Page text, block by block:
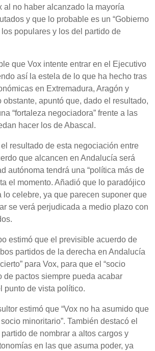
al no haber alcanzado la mayoría
y que lo probable es un “Gobierno
populares y los del partido de
que Vox intente entrar en el Ejecutivo
así la estela de lo que ha hecho tras
en Extremadura, Aragón y
apuntó que, dado el resultado,
“fortaleza negociadora” frente a las
hacer los de Abascal.
resultado de esta negociación entre
que alcancen en Andalucía será
autónoma tendrá una “política más de
el momento. Añadió que lo paradójico
lo celebre, ya que parecen suponer que
se verá perjudicada a medio plazo con
estimó que el previsible acuerdo de
partidos de la derecha en Andalucía
para Vox, para que el “socio
de pactos siempre pueda acabar
punto de vista político.
estimó que “Vox no ha asumido que
minoritario”. También destacó el
de nombrar a altos cargos y
en las que asuma poder, ya